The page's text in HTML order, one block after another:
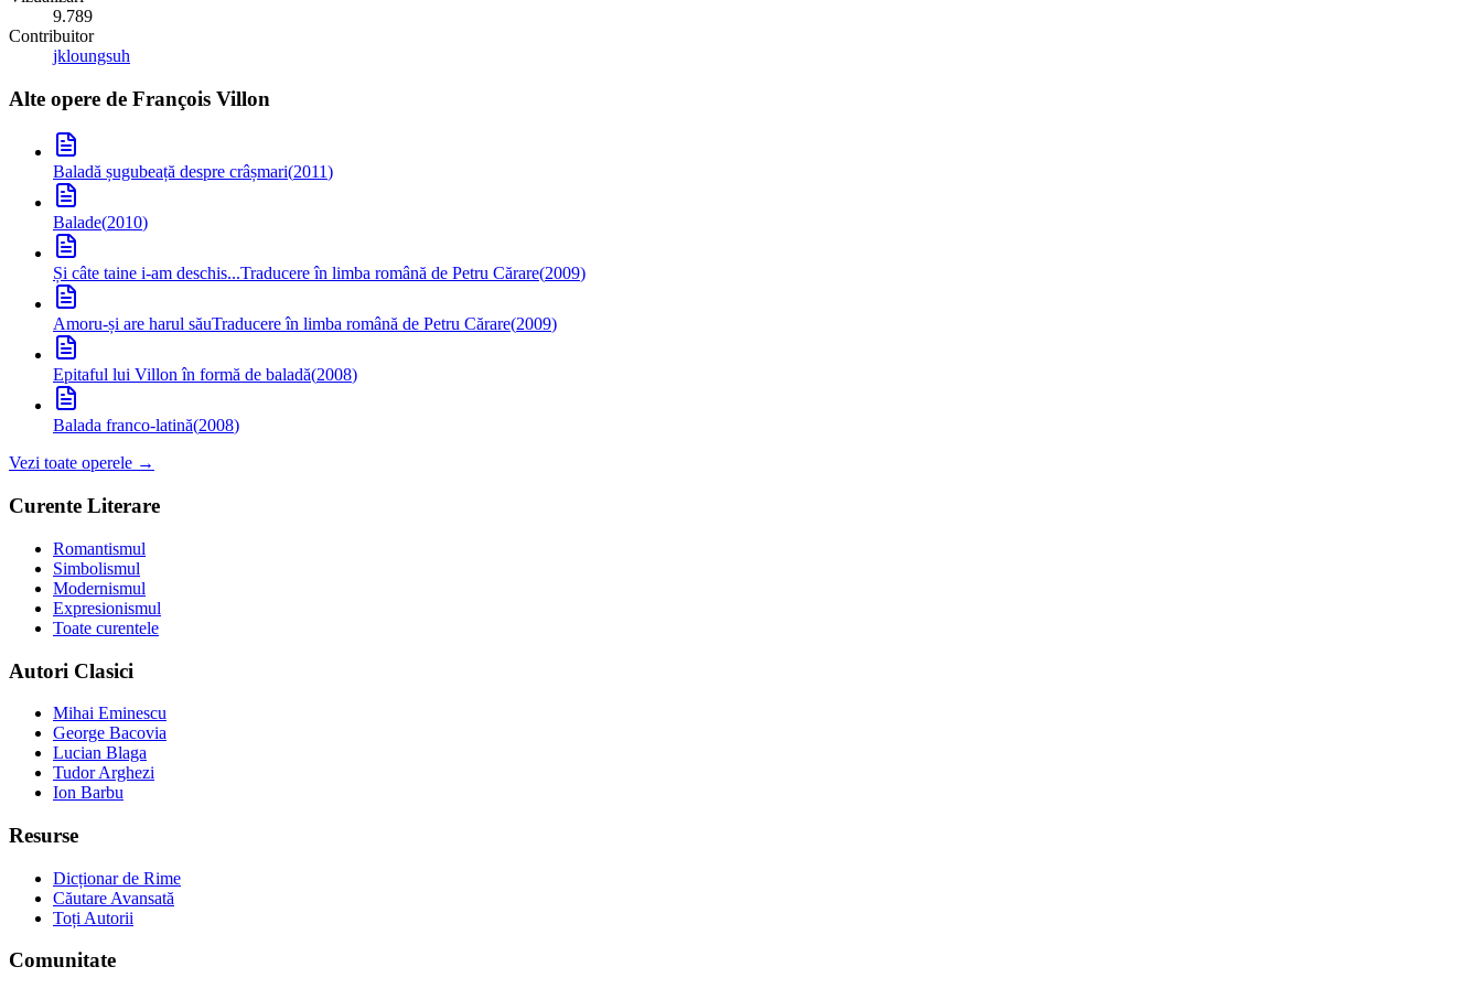
9.789
Contribuitor
jkloungsuh
Alte opere de François Villon
Baladă șugubeață despre crâșmari(2011)
Balade(2010)
Și câte taine i-am deschis...Traducere în limba română de Petru Cărare(2009)
Amoru-și are harul săuTraducere în limba română de Petru Cărare(2009)
Epitaful lui Villon în formă de baladă(2008)
Balada franco-latină(2008)
Vezi toate operele →
Curente Literare
Romantismul
Simbolismul
Modernismul
Expresionismul
Toate curentele
Autori Clasici
Mihai Eminescu
George Bacovia
Lucian Blaga
Tudor Arghezi
Ion Barbu
Resurse
Dicționar de Rime
Căutare Avansată
Toți Autorii
Comunitate